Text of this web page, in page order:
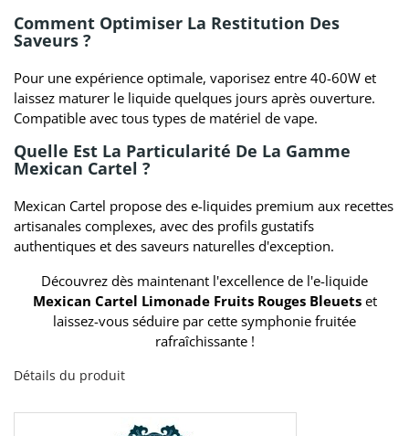
Comment Optimiser La Restitution Des
Saveurs ?
Pour une expérience optimale, vaporisez entre 40-60W et
laissez maturer le liquide quelques jours après ouverture.
Compatible avec tous types de matériel de vape.
Quelle Est La Particularité De La Gamme
Mexican Cartel ?
Mexican Cartel propose des e-liquides premium aux recettes
artisanales complexes, avec des profils gustatifs
authentiques et des saveurs naturelles d'exception.
Découvrez dès maintenant l'excellence de l'e-liquide
Mexican Cartel Limonade Fruits Rouges Bleuetset
laissez-vous séduire par cette symphonie fruitée
rafraîchissante !
Détails du produit